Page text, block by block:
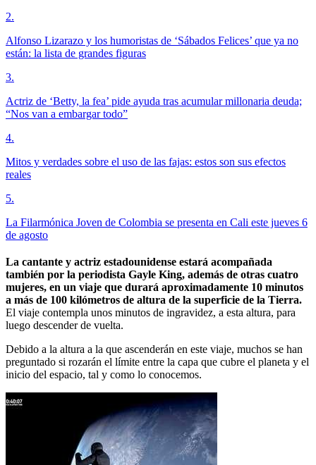
2.
Alfonso Lizarazo y los humoristas de ‘Sábados Felices’ que ya no
están: la lista de grandes figuras
3.
Actriz de ‘Betty, la fea’ pide ayuda tras acumular millonaria deuda;
“Nos van a embargar todo”
4.
Mitos y verdades sobre el uso de las fajas: estos son sus efectos
reales
5.
La Filarmónica Joven de Colombia se presenta en Cali este jueves 6
de agosto
La cantante y actriz estadounidense estará acompañada
también por la periodista Gayle King, además de otras cuatro
mujeres, en un viaje que durará aproximadamente 10 minutos
a más de 100 kilómetros de altura de la superficie de la Tierra.
El viaje contempla unos minutos de ingravidez, a esta altura, para
luego descender de vuelta.
Debido a la altura a la que ascenderán en este viaje, muchos se han
preguntado si rozarán el límite entre la capa que cubre el planeta y el
inicio del espacio, tal y como lo conocemos.